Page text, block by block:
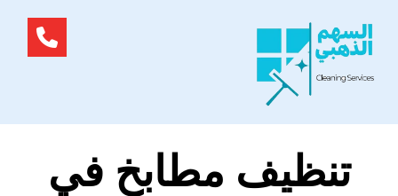
تنظيف مطابخ في